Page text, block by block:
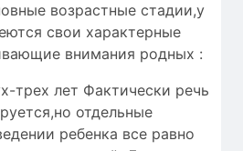
возрастные стадии,у
свои характерные
внимания родных :
трех лет Фактически речь
отдельные
ребенка все равно